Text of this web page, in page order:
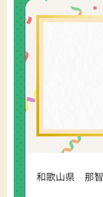
和歌山県 那